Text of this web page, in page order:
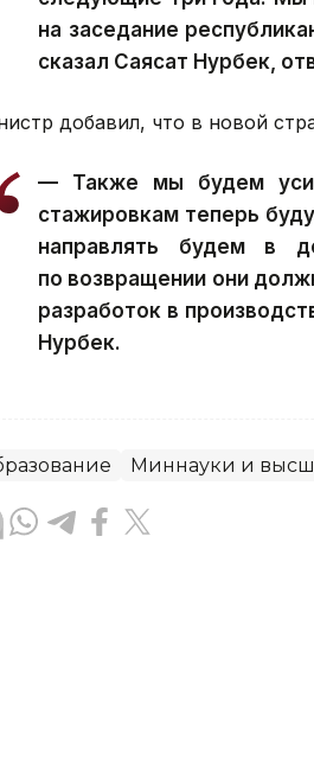
на заседание
сказал Саясат Нурбек,
добавил, что в новой
— Также мы будем
стажировкам теперь
направлять будем в
по возвращении они
разработок в
Нурбек.
Миннауки и